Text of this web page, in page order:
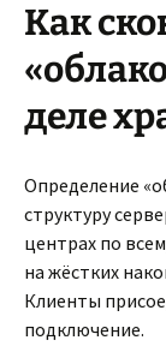
Как
деле
Определение
структуру
центрах по
на жёстких
Клиенты
подключение.